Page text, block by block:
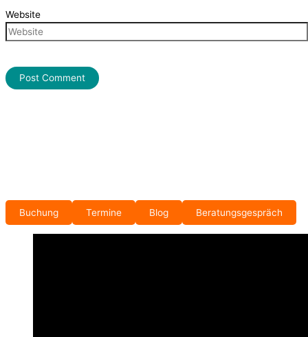
Buchung Termine Blog Beratungsgespräch
Website